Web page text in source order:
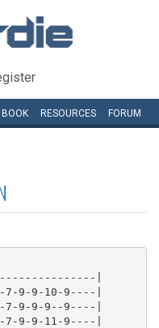
BOOK RESOURCES FORUM
|
7-9-9-10-9----|
9-9-9--9----|
7-9-9-11-9----|